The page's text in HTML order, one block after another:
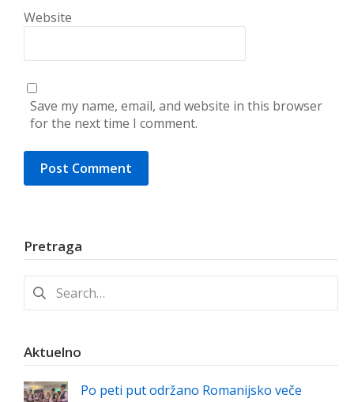
Website
Save my name, email, and website in this browser
for the next time I comment.
Pretraga
Search
for:
Aktuelno
Po peti put održano Romanijsko veče